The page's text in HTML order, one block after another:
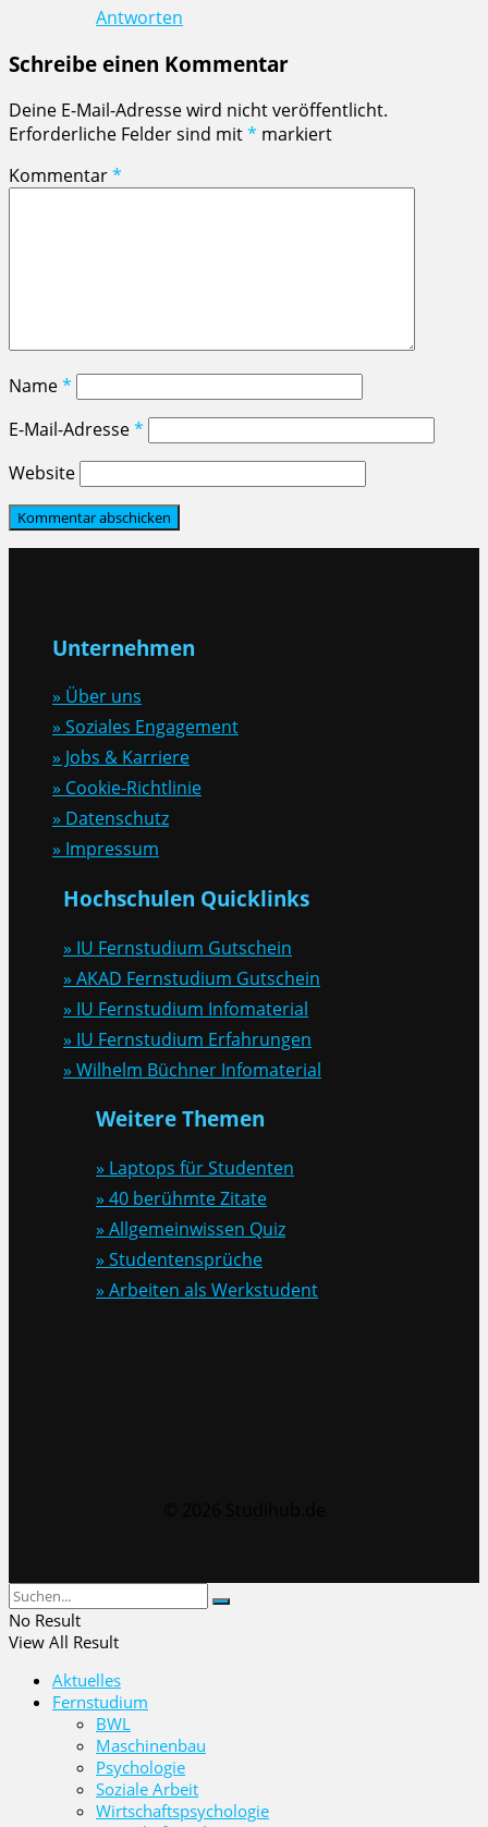
Antworten
Schreibe einen Kommentar
Deine E-Mail-Adresse wird nicht veröffentlicht.
Erforderliche Felder sind mit* markiert
Kommentar*
Name*
E-Mail-Adresse*
Website
Unternehmen
» Über uns
» Soziales Engagement
» Jobs & Karriere
» Cookie-Richtlinie
» Datenschutz
» Impressum
Hochschulen Quicklinks
» IU Fernstudium Gutschein
» AKAD Fernstudium Gutschein
» IU Fernstudium Infomaterial
» IU Fernstudium Erfahrungen
» Wilhelm Büchner Infomaterial
Weitere Themen
» Laptops für Studenten
» 40 berühmte Zitate
» Allgemeinwissen Quiz
» Studentensprüche
» Arbeiten als Werkstudent
No Result
View All Result
Aktuelles
Fernstudium
BWL
Maschinenbau
Psychologie
Soziale Arbeit
Wirtschaftspsychologie